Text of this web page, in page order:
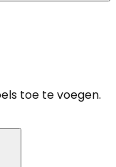
toe te voegen.